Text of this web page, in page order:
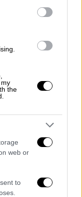
the
web or
to
την
ήθελε να πάει
βία